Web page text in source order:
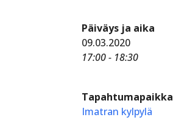
Päiväys ja aika
09.03.2020
17:00 - 18:30
Tapahtumapaikka
Imatran kylpylä